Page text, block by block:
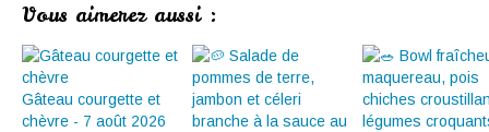
Vous aimerez aussi :
Gâteau courgette et
chèvre - 7 août 2026